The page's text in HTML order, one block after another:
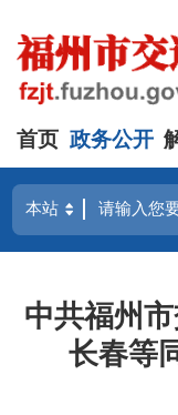
首页 政务公开
中共福州
长春等